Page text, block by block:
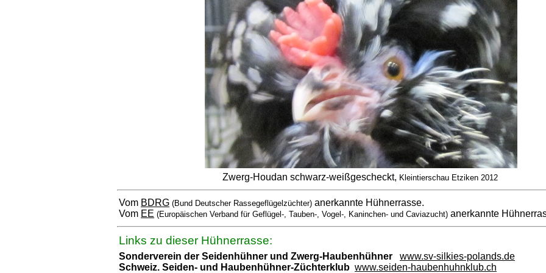
Zwerg-Houdan schwarz-weißgescheckt, Kleintierschau Etziken 2012
Vom BDRG (Bund Deutscher Rassegeflügelzüchter) anerkannte Hühnerrasse.
Vom EE (Europäischen Verband für Geflügel-, Tauben-, Vogel-, Kaninchen- und Caviazucht) anerkannte
Links zu dieser Hühnerrasse:
Sonderverein der Seidenhühner und Zwerg-Haubenhühner
www.sv-silkies-polands.de
Schweiz. Seiden- und Haubenhühner-Züchterklub www.seiden-haubenhuhnklub.ch